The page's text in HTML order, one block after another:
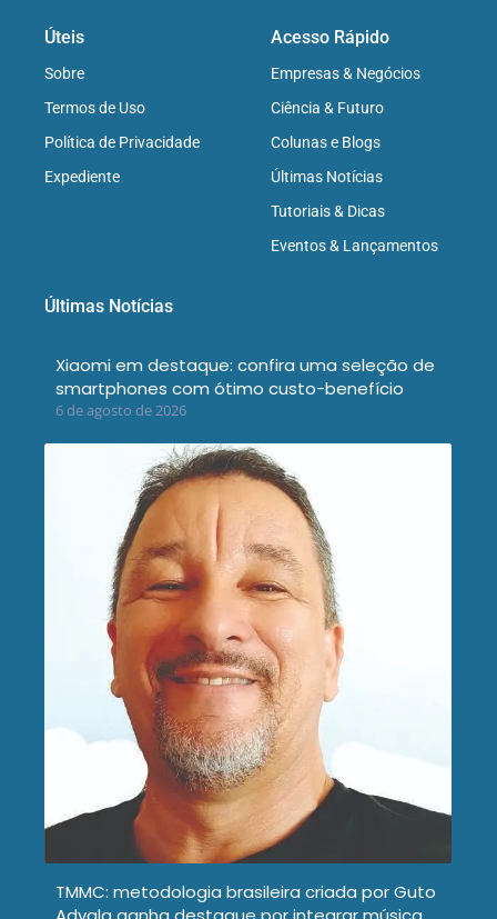
Úteis
Sobre
Termos de Uso
Política de Privacidade
Expediente
Acesso Rápido
Empresas & Negócios
Ciência & Futuro
Colunas e Blogs
Últimas Notícias
Tutoriais & Dicas
Eventos & Lançamentos
Últimas Notícias
Xiaomi em destaque: confira uma seleção de
smartphones com ótimo custo-benefício
6 de agosto de 2026
TMMC: metodologia brasileira criada por Guto